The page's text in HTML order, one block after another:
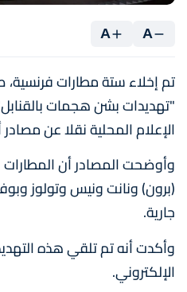
A
A
تم إخلاء ستة مطارات فرنسية،
"تهديدات بشن هجمات
الإعلام المحلية نقلا عن مصادر
وأوضحت المصادر أن
(برون) ونانت ونيس وتولوز
جارية.
وأكدت أنه تم تلقي هذه
الإلكتروني.